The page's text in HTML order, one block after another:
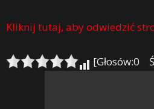
Kliknij tutaj, aby odwiedzić
[Głosów:0